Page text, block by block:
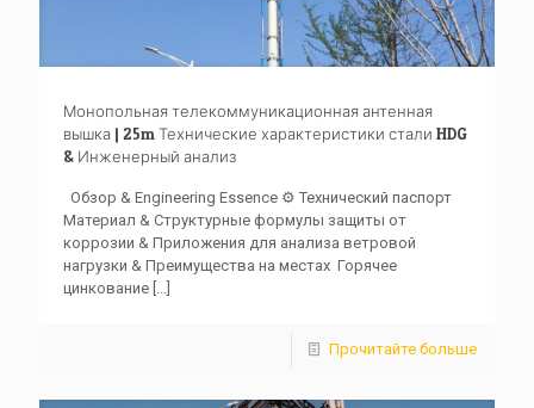
Монопольная телекоммуникационная антенная
вышка | 25m Технические характеристики стали HDG
& Инженерный анализ
Обзор & Engineering Essence ⚙️ Технический паспорт ️
Материал & Структурные формулы защиты от
коррозии & Приложения для анализа ветровой
нагрузки & Преимущества на местах ️ Горячее
цинкование [...]
Прочитайте больше